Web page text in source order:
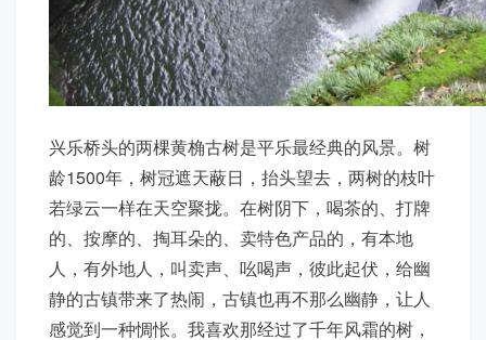
兴乐桥头的两棵黄桷古树是平乐最经典的风景。树
龄1500年，树冠遮天蔽日，抬头望去，两树的枝叶
若绿云一样在天空聚拢。在树阴下，喝茶的、打牌
的、按摩的、掏耳朵的、卖特色产品的，有本地
人，有外地人，叫卖声、吆喝声，彼此起伏，给幽
静的古镇带来了热闹，古镇也再不那么幽静，让人
感觉到一种惆怅。我喜欢那经过了千年风霜的树，